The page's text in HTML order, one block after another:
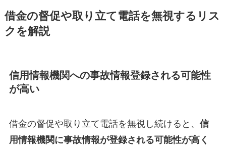
借金の督促や取り立て電話を無視するリス
クを解説
信用情報機関への事故情報登録される可能性
が高い
借金の督促や取り立て電話を無視し続けると、 信
用情報機関に事故情報が登録される可能性が高く